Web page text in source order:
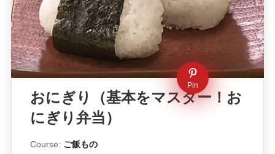
Pin
おにぎり（基本をマスター！お
にぎり弁当）
Course: ご飯もの